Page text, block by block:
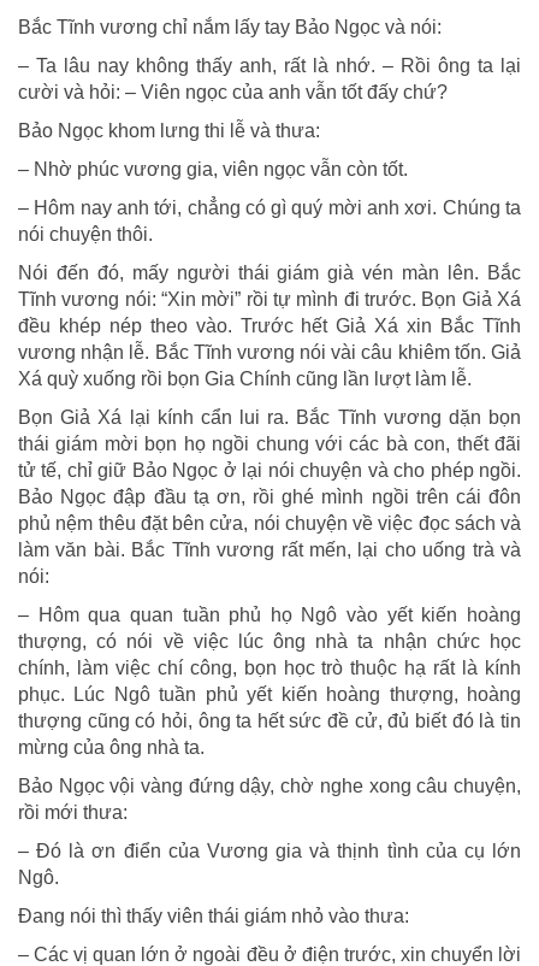
Bắc Tĩnh vương chỉ nắm lấy tay Bảo Ngọc và nói:
– Ta lâu nay không thấy anh, rất là nhớ. – Rồi ông ta lại
cười và hỏi: – Viên ngọc của anh vẫn tốt đấy chứ?
Bảo Ngọc khom lưng thi lễ và thưa:
– Nhờ phúc vương gia, viên ngọc vẫn còn tốt.
– Hôm nay anh tới, chẳng có gì quý mời anh xơi. Chúng ta
nói chuyện thôi.
Nói đến đó, mấy người thái giám già vén màn lên. Bắc
Tĩnh vương nói: “Xin mời” rồi tự mình đi trước. Bọn Giả Xá
đều khép nép theo vào. Trước hết Giả Xá xin Bắc Tĩnh
vương nhận lễ. Bắc Tĩnh vương nói vài câu khiêm tốn. Giả
Xá quỳ xuống rồi bọn Gia Chính cũng lần lượt làm lễ.
Bọn Giả Xá lại kính cẩn lui ra. Bắc Tĩnh vương dặn bọn
thái giám mời bọn họ ngồi chung với các bà con, thết đãi
tử tế, chỉ giữ Bảo Ngọc ở lại nói chuyện và cho phép ngồi.
Bảo Ngọc đập đầu tạ ơn, rồi ghé mình ngồi trên cái đôn
phủ nệm thêu đặt bên cửa, nói chuyện về việc đọc sách và
làm văn bài. Bắc Tĩnh vương rất mến, lại cho uống trà và
nói:
– Hôm qua quan tuần phủ họ Ngô vào yết kiến hoàng
thượng, có nói về việc lúc ông nhà ta nhận chức học
chính, làm việc chí công, bọn học trò thuộc hạ rất là kính
phục. Lúc Ngô tuần phủ yết kiến hoàng thượng, hoàng
thượng cũng có hỏi, ông ta hết sức đề cử, đủ biết đó là tin
mừng của ông nhà ta.
Bảo Ngọc vội vàng đứng dậy, chờ nghe xong câu chuyện,
rồi mới thưa:
– Đó là ơn điển của Vương gia và thịnh tình của cụ lớn
Ngô.
Đang nói thì thấy viên thái giám nhỏ vào thưa:
– Các vị quan lớn ở ngoài đều ở điện trước, xin chuyển lời